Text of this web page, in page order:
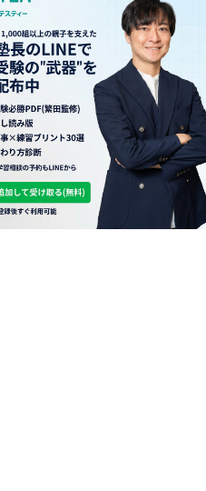
り！】メールマガジン
お問い合わせフォーム